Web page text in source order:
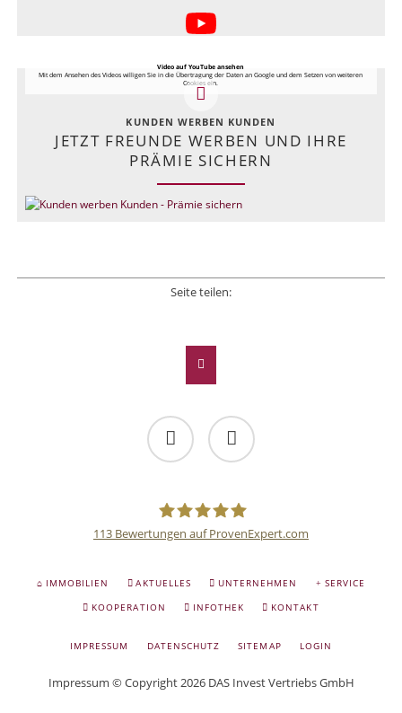
Video auf YouTube ansehen
Mit dem Ansehen des Videos willigen Sie in die Übertragung der Daten an Google und dem Setzen von weiteren
Cookies ein.
KUNDEN WERBEN KUNDEN
JETZT FREUNDE WERBEN UND IHRE
PRÄMIE SICHERN
Seite teilen:
Anlage
und
113 Bewertungen auf ProvenExpert.com
NAVIGATION
IMMOBILIEN AKTUELLES UNTERNEHMEN
SERVICE
KOOPERATION
INFOTHEK KONTAKT
NAVIGATION
IMPRESSUM DATENSCHUTZ SITEMAP LOGIN
Impressum © Copyright 2026 DAS Invest Vertriebs GmbH